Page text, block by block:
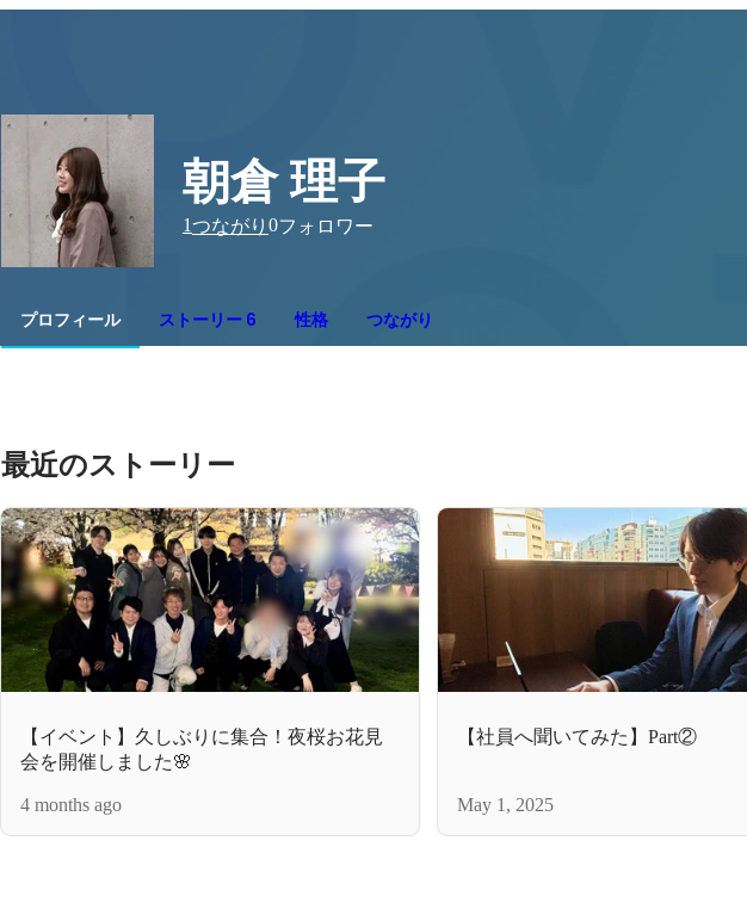
朝倉 理子
1つながり 0フォロワー
プロフィール ストーリー 6 性格 つながり
最近のストーリー
【イベント】久しぶりに集合！夜桜お花見
会を開催しました🌸
4 months ago
【社員へ聞いてみた】Part②
May 1, 2025